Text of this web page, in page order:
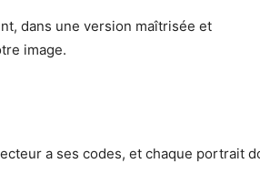
dans une version maîtrisée et
image.
a ses codes, et chaque portrait